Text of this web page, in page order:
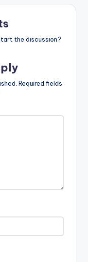
the discussion?
Required fields